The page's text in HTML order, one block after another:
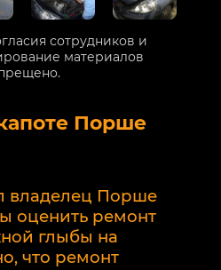
Порше
владелец Порше
оценить ремонт
глыбы на
что ремонт
сотрудников и
материалов